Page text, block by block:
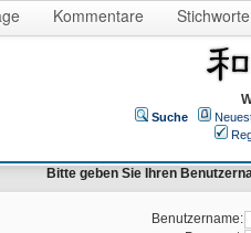
Kommentare Stichworte
Suche
Bitte geben Sie Ihren
Benutzername: